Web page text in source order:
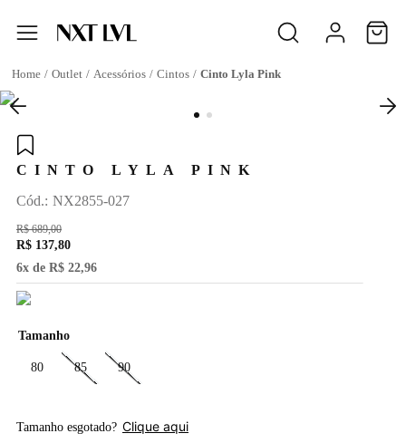
Outlet Acessórios Cintos Cinto Lyla Pink
CINTO LYLA PINK
: NX2855-027
R$ 689,00
R$ 137,80
6x de R$ 22,96
Tamanho
80 85 90
Tamanho esgotado? Clique aqui